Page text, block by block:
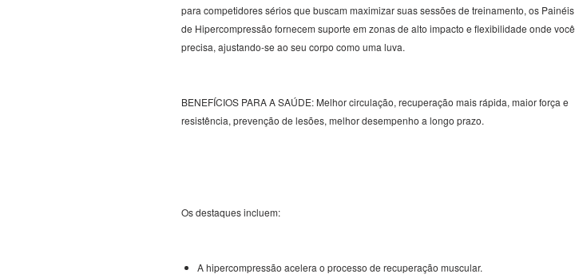
para competidores sérios que buscam maximizar suas sessões de treinamento, os Painéis
de Hipercompressão fornecem suporte em zonas de alto impacto e flexibilidade onde você
precisa, ajustando-se ao seu corpo como uma luva.
BENEFÍCIOS PARA A SAÚDE: Melhor circulação, recuperação mais rápida, maior força e
resistência, prevenção de lesões, melhor desempenho a longo prazo.
Os destaques incluem:
A hipercompressão acelera o processo de recuperação muscular.